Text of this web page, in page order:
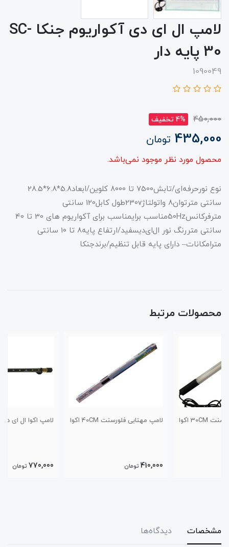
لامپ ال ای دی آکواریوم جنکا SC-
30 پایه دار
1090049
450,000 4% تخفیف
435,000 تومان
محصول مورد نظر موجود نمی‌باشد.
نوع نورحرفه‌ای/تابش7500 تا 8000 کلوین/ابعاد5.8*6.8*28.5
سانتی مترتوان8 واتولتاژ230vطول کابل120 سانتی
مترفرکانس50Hzمناسب برایمناسب برای آکواریوم های 30 تا 40
سانتی متررنگ نور ال‌ای‌دیسفید/ارتفاع پایه8 تا 10 سانتی
مترامکانات– دارای پایه قابل تنظیم/برندجنکا
محصولات مرتبط
لامپ مهتابی فلورسنت 40CM اکوا لامپ اکوا ال ای دی 20CM
مشخصات دیدگاه‌ها